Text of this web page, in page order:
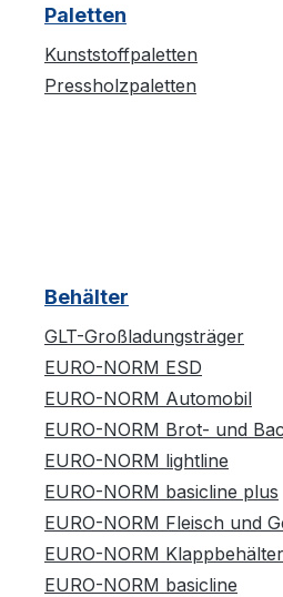
Paletten
Kunststoffpaletten
Pressholzpaletten
Behälter
GLT-Großladungsträger
EURO-NORM ESD
EURO-NORM Automobil
EURO-NORM Brot- und
EURO-NORM lightline
EURO-NORM basicline plus
EURO-NORM Fleisch und
EURO-NORM Klappbehälter
EURO-NORM basicline